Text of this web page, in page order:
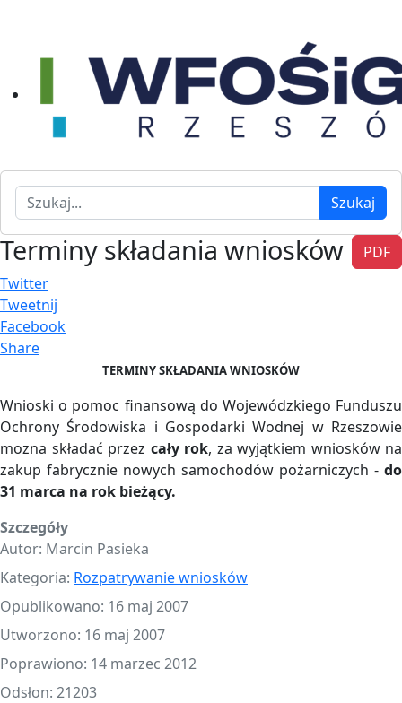
Szukaj Szukaj
PDF
Terminy składania wniosków
Twitter
Tweetnij
Facebook
Share
TERMINY SKŁADANIA WNIOSKÓW
Wnioski o pomoc finansową do Wojewódzkiego Funduszu
Ochrony Środowiska i Gospodarki Wodnej w Rzeszowie
mozna składać przez cały rok, za wyjątkiem wniosków na
zakup fabrycznie nowych samochodów pożarniczych - do
31 marca na rok bieżący.
Szczegóły
Autor: Marcin Pasieka
Kategoria: Rozpatrywanie wniosków
Opublikowano: 16 maj 2007
Utworzono: 16 maj 2007
Poprawiono: 14 marzec 2012
Odsłon: 21203